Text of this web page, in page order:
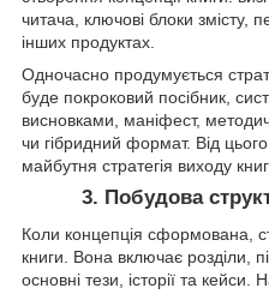
читача, ключові блоки змісту,
інших продуктах.
Одночасно продумується
буде покроковий посібник,
висновками, маніфест,
чи гібридний формат. Від цього
майбутня стратегія виходу
3. Побудова
Коли концепція сформована,
книги. Вона включає розділи,
основні тези, історії та